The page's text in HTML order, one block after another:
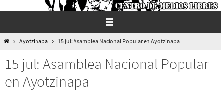
InicioAyotzinapa 15 jul: Asamblea Nacional Popular en Ayotzinapa
15 jul: Asamblea Nacional Popular
en Ayotzinapa